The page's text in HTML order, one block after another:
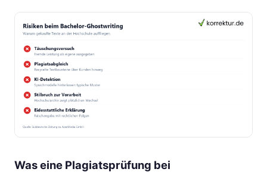
Was eine Plagiatsprüfung bei